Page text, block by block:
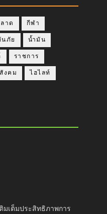
าด กีฬา
นภัย น้ำมัน
ราชการ
สังคม ไฮไลท์
มเต็มประสิทธิภาพการ